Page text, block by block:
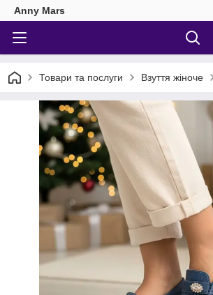
Anny Mars
Товари та послуги Взуття жіноче